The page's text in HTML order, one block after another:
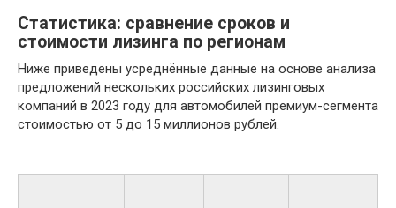
Статистика: сравнение сроков и
стоимости лизинга по регионам
Ниже приведены усреднённые данные на основе анализа
предложений нескольких российских лизинговых
компаний в 2023 году для автомобилей премиум-сегмента
стоимостью от 5 до 15 миллионов рублей.